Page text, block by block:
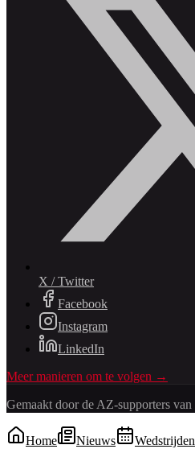
X / Twitter
Facebook
Instagram
LinkedIn
Meer manieren om te volgen →
Gemaakt door de AZ-supporters van
Home Nieuws Wedstrijden